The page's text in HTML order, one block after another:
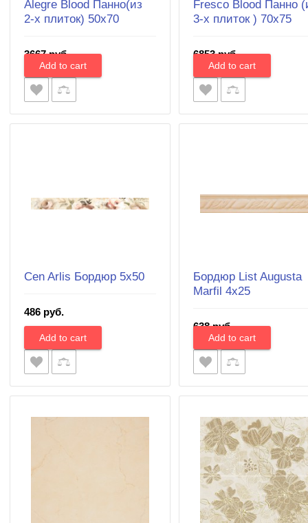
Alegre Blood Панно(из
2-х плиток) 50х70
3667 руб.
Fresco Blood Панно
3-х плиток ) 70х75
6853 руб.
Cen Arlis Бордюр 5х50
486 руб.
Бордюр List Augusta
Marfil 4x25
638 руб.